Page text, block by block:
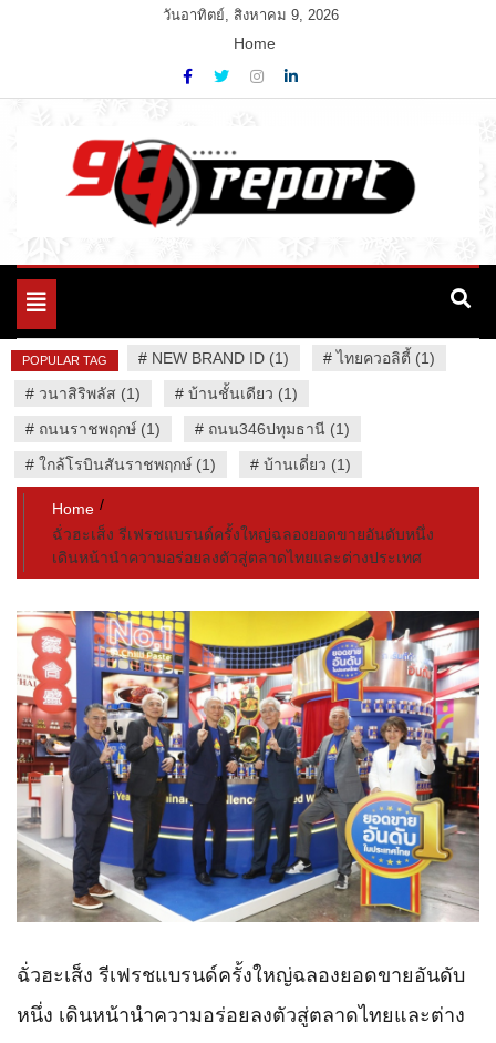
วันอาทิตย์, สิงหาคม 9, 2026
Home
94 Report.com
Variety News
Toggle
POPULAR TAG # NEW BRAND ID (1) #ไทยควอลิตี้ (1)
# วนาสิริพลัส (1) # บ้านชั้นเดียว (1)
# ถนนราชพฤกษ์ (1) # ถนน346ปทุมธานี (1)
# ใกล้โรบินสันราชพฤกษ์ (1) # บ้านเดี่ยว (1)
Home
ฉั่วฮะเส็ง รีเฟรชแบรนด์ครั้งใหญ่ฉลองยอดขายอันดับหนึ่ง
เดินหน้านำความอร่อยลงตัวสู่ตลาดไทยและต่างประเทศ
ฉั่วฮะเส็ง รีเฟรชแบรนด์ครั้งใหญ่ฉลองยอดขายอันดับ
หนึ่ง เดินหน้านำความอร่อยลงตัวสู่ตลาดไทยและต่าง